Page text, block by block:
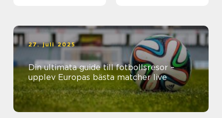
27. juli 2025
Din ultimata guide till fotbollsresor –
upplev Europas bästa matcher live